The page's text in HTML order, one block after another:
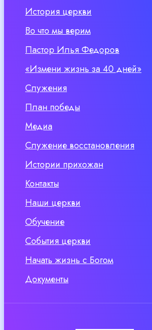
История церкви
Во что мы верим
Пастор Илья Федоров
«Измени жизнь за 40 дней»
Служения
План победы
Медиа
Служение восстановления
Истории прихожан
Контакты
Наши церкви
Обучение
События церкви
Начать жизнь с Богом
Документы